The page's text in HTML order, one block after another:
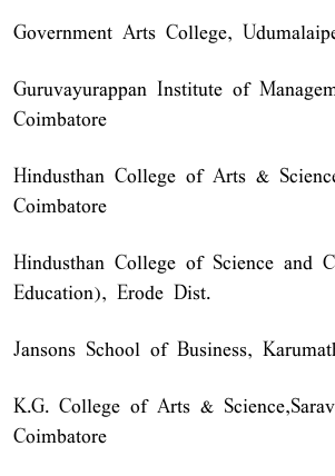
Government Arts College,
Guruvayurappan Institute of
Coimbatore
Hindusthan College of Arts &
Coimbatore
Hindusthan College of Science and
Education), Erode Dist.
Jansons School of Business,
K.G. College of Arts &
Coimbatore